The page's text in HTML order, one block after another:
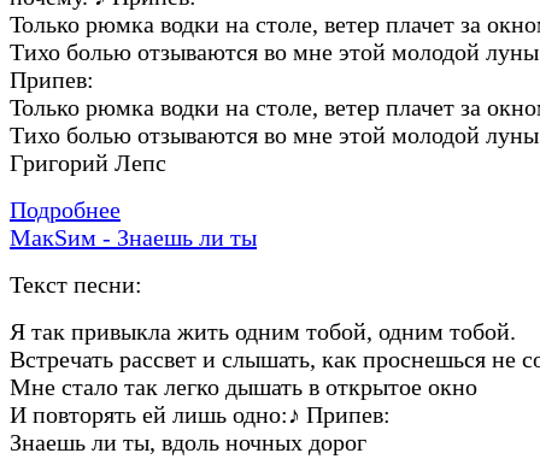
Только рюмка водки на столе, ветер плачет за
Тихо болью отзываются во мне этой молодой
Припев:
Только рюмка водки на столе, ветер плачет за
Тихо болью отзываются во мне этой молодой
Григорий Лепс
Подробнее
МакSим - Знаешь ли ты
Текст песни:
Я так привыкла жить одним тобой, одним тобой.
Встречать рассвет и слышать, как проснешься не
Мне стало так легко дышать в открытое окно
И повторять ей лишь одно:♪ Припев:
Знаешь ли ты, вдоль ночных дорог